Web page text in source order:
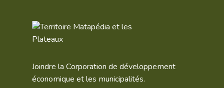
Joindre la Corporation de développement
économique et les municipalités.